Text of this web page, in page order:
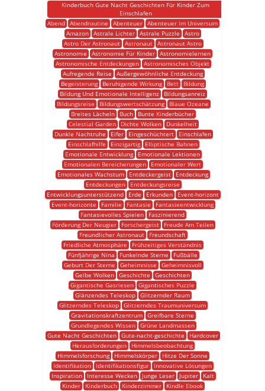
Kinderbuch Gute Nacht Geschichten Für Kinder Zum
Einschlafen
Abend Abendroutine Abenteuer Abenteuer Im Universum
Amazon
Astrale Lichter Astrale Puzzle
Astro
Astro Der Astronaut
Astronaut
Astronaut Astro
Astronomie
Astronomie Für Kinder Astronomielernen
Astronomische Entdeckungen Astronomisches Objekt
Aufregende Reise
Außergewöhnliche Entdeckung
Begeisterung
Beruhigende Wirkung Bett
Bildung
Bildung Und Emotionale Intelligenz
Bildungsanreiz
Bildungsreise
Bildungswertschätzung
Blaue Ozeane
Breites Lächeln
Buch
Bunte Kinderbücher
Celestial Garden
Dichte Wolken
Dunkelheit
Dunkle Nachtruhe
Eifer Eingeschüchtert
Einschlafen
Einschlafhilfe
Einzigartig
Elliptische Bahnen
Emotionale Entwicklung
Emotionale Lektionen
Emotionalen Bereicherungen
Emotionaler Wert
Emotionales Wachstum
Entdeckergeist
Entdeckung
Entdeckungen
Entdeckungsreise
Entwicklungsunterstützend
Erde Erkunden
Event-horizont
Event-horizonte
Familie Fantasie
Fantasieentwicklung
Fantasievolles Spielen
Faszinierend
Förderung Der Neugier
Forschergeist
Freude Am Teilen
Freundlicher Astronaut
Freundschaft
Friedliche Atmosphäre
Frühzeitiges Verständnis
Fünfjährige Nina
Funkelnde Sterne
Fußbälle
Geburt Der Sterne
Geheimnisse
Geheimnisvoll
Gelbe Wolken Geschichte
Geschichten
Gigantische Gasriesen Gigantisches Puzzle
Glänzendes Teleskop Glitzernder Raum
Glitzerndes Teleskop Glitzerndes Traumuniversum
Gravitationskraftzentrum Greifbare Sterne
Grundlegendes Wissen
Grüne Landmassen
Gute Nacht Geschichten
Gute-nacht-geschichte
Hardcover
Herausforderungen
Himmelsbeobachtung
Himmelsforschung
Himmelskörper
Hitze Der Sonne
Identifikation
Identifikationsfigur
Innovative Lösungen
Inspiration
Interesse Wecken Junge Leser Jupiter
Kalt
Kinder
Kinderbuch Kinderzimmer
Kindle Ebook